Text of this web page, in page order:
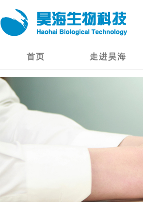
首页 走进昊海